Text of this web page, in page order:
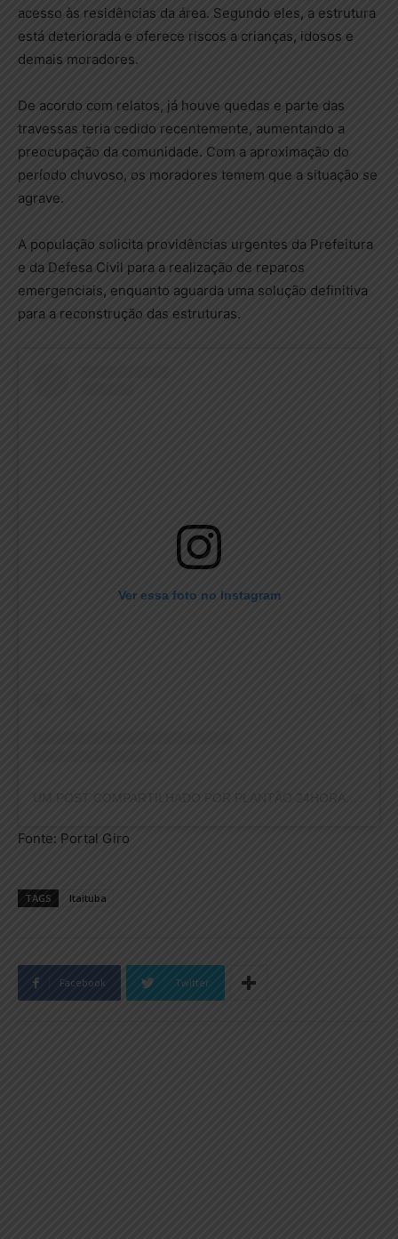
acesso às residências da área. Segundo eles, a estrutura
está deteriorada e oferece riscos a crianças, idosos e
demais moradores.
De acordo com relatos, já houve quedas e parte das
travessas teria cedido recentemente, aumentando a
preocupação da comunidade. Com a aproximação do
período chuvoso, os moradores temem que a situação se
agrave.
A população solicita providências urgentes da Prefeitura
e da Defesa Civil para a realização de reparos
emergenciais, enquanto aguarda uma solução definitiva
para a reconstrução das estruturas.
Ver essa foto no Instagram
Fonte: Portal Giro
TAGS Itaituba
Facebook Twitter